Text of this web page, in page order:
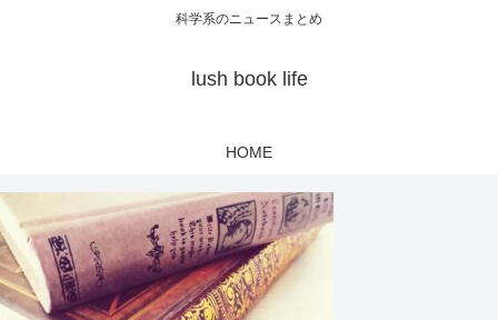
科学系のニュースまとめ
lush book life
HOME